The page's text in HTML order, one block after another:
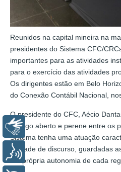
Reunidos na capital mineira na
presidentes do Sistema CFC/
importantes para as atividades
para o exercício das atividades
Os dirigentes estão em Belo
do Conexão Contábil Nacional,
O presidente do CFC, Aécio
diálogo aberto e perene entre os
Sistema tenha uma atuação
unidade de discurso, guardadas
e a própria autonomia de cada
Libras
Voz